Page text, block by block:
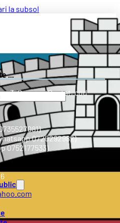
la subsol
...
3, Comuna Doștat, cod
0720292982)
0752177533)